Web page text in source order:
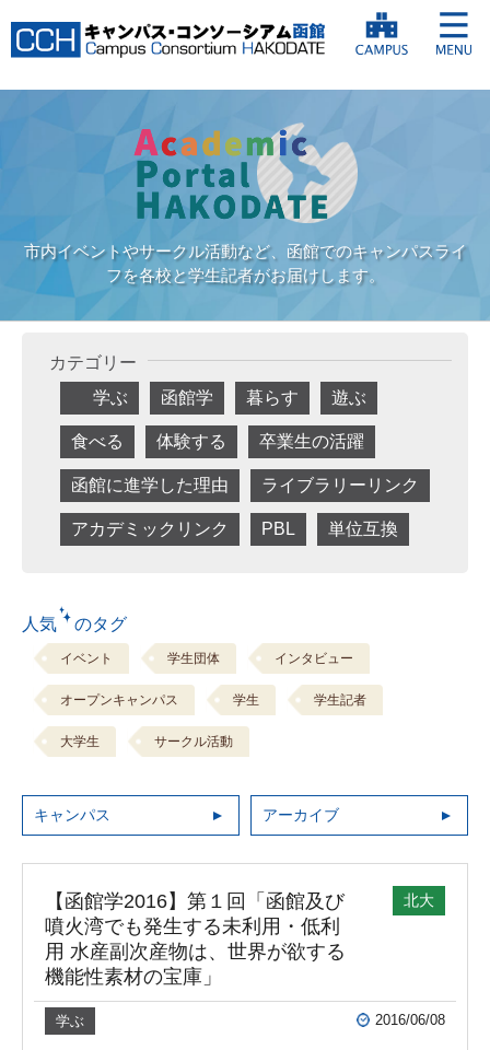
市内イベントやサークル活動など、函館でのキャンパスライ
フを各校と学生記者がお届けします。
カテゴリー
学ぶ
函館学 暮らす 遊ぶ
食べる 体験する 卒業生の活躍
函館に進学した理由 ライブラリーリンク
アカデミックリンク PBL 単位互換
人気 のタグ
イベント 学生団体 インタビュー
オープンキャンパス 学生 学生記者
大学生 サークル活動
キャンパス アーカイブ
【函館学2016】第１回「函館及び
噴火湾でも発生する未利用・低利
用 水産副次産物は、世界が欲する
機能性素材の宝庫」
北大
学ぶ 2016/06/08